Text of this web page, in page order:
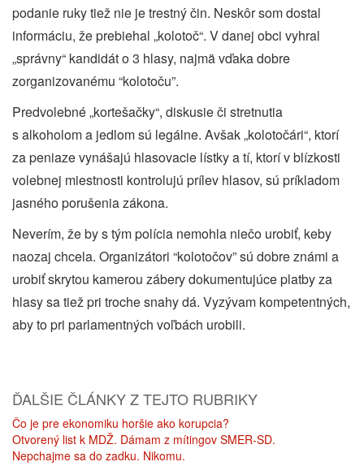
podanie ruky tiež nie je trestný čin. Neskôr som dostal
informáciu, že prebiehal „kolotoč“. V danej obci vyhral
„správny“ kandidát o 3 hlasy, najmä vďaka dobre
zorganizovanému “kolotoču”.
Predvolebné „kortešačky“, diskusie či stretnutia
s alkoholom a jedlom sú legálne. Avšak „kolotočári“, ktorí
za peniaze vynášajú hlasovacie lístky a tí, ktorí v blízkosti
volebnej miestnosti kontrolujú prílev hlasov, sú príkladom
jasného porušenia zákona.
Neverím, že by s tým polícia nemohla niečo urobiť, keby
naozaj chcela. Organizátori “kolotočov” sú dobre známi a
urobiť skrytou kamerou zábery dokumentujúce platby za
hlasy sa tiež pri troche snahy dá. Vyzývam kompetentných,
aby to pri parlamentných voľbách urobili.
ĎALŠIE ČLÁNKY Z TEJTO RUBRIKY
Čo je pre ekonomiku horšie ako korupcia?
Otvorený list k MDŽ. Dámam z mítingov SMER-SD.
Nepchajme sa do zadku. Nikomu.